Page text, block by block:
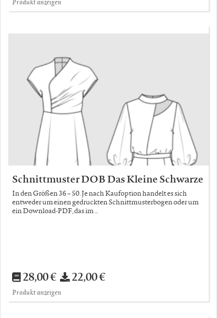
Schnittmuster DOB Das Kleine Schwarze
In den Größen 36 – 50. Je nach Kaufoption handelt es sich
entweder um einen gedruckten Schnittmusterbogen oder um
ein Download-PDF, das im …
28,00 € 22,00 €
Produkt anzeigen